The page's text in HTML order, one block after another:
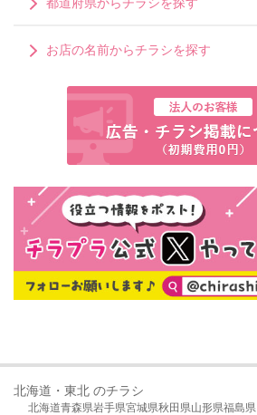
お店の名前からチラシを探す
北海道・東北 のチラシ
北海道青森県岩手県宮城県秋田県山形県福島県